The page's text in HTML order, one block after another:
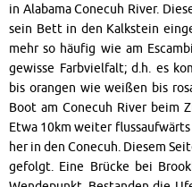
in Alabama Conecuh River.
sein Bett in den Kalkstein
mehr so häufig wie am
gewisse Farbvielfalt; d.h. es
bis orangen wie weißen bis
Boot am Conecuh River beim
Etwa 10km weiter
her in den Conecuh. Diesem
gefolgt. Eine Brücke bei